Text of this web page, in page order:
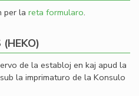
per la reta formularo.
de la establoj en kaj apud la
la imprimaturo de la Konsulo